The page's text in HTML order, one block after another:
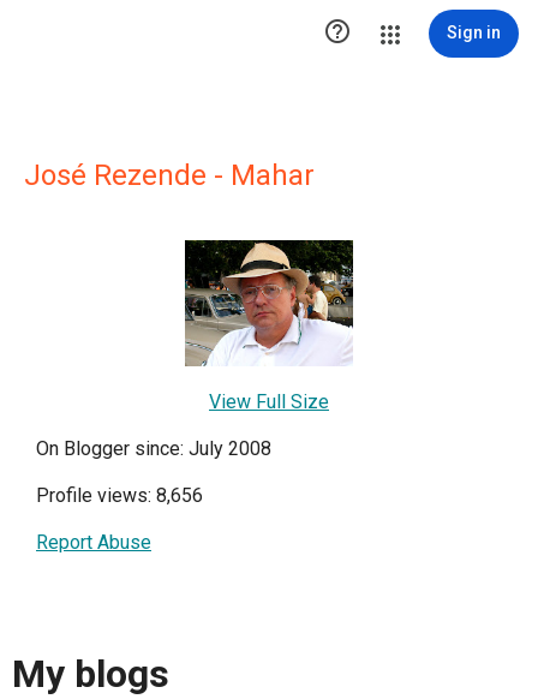
 Sign in
José Rezende - Mahar
View Full Size
On Blogger since: July 2008
Profile views: 8,656
Report Abuse
My blogs